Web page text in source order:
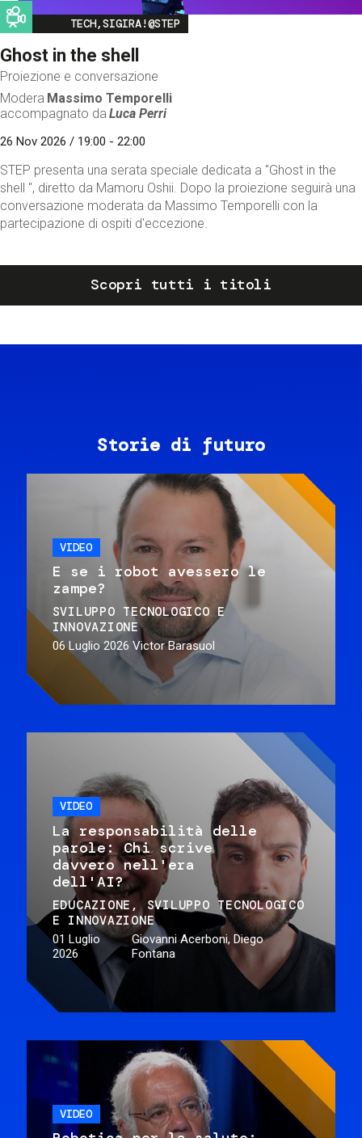
Image
TECH,SIGIRA!@STEP
Ghost in the shell
Proiezione e conversazione
Modera Massimo Temporelli
accompagnato da Luca Perri
26 Nov 2026 / 19:00 - 22:00
STEP presenta una serata speciale dedicata a "Ghost in the
shell ", diretto da Mamoru Oshii. Dopo la proiezione seguirà una
conversazione moderata da Massimo Temporelli con la
partecipazione di ospiti d'eccezione.
Scopri tutti i titoli
Storie di futuro
VIDEO
E se i robot avessero le
zampe?
SVILUPPO TECNOLOGICO E
INNOVAZIONE
06 Luglio 2026 Victor Barasuol
VIDEO
La responsabilità delle
parole: Chi scrive
davvero nell'era
dell'AI?
EDUCAZIONE
SVILUPPO TECNOLOGICO
E INNOVAZIONE
01 Luglio
2026
Giovanni Acerboni, Diego
Fontana
VIDEO